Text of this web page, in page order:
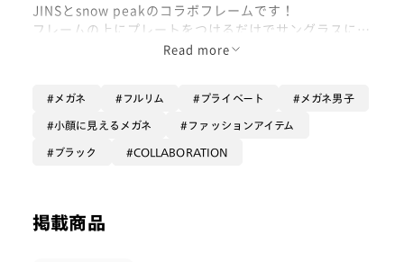
JINSとsnow peakのコラボフレームです！
フレームの上にプレートをつけるだけでサングラスにな
り、プレートをつけたままフリップアップできるのでと
限定のコラボケースとセリートもついてきます！
オプションは【無敵コーティング】がオススメです！レ
ンズの傷や反射にとても強くなります！ぜひ！
Read more
メガネ フルリム プライベート メガネ男子
小顔に見えるメガネ ファッションアイテム
ブラック COLLABORATION
掲載商品